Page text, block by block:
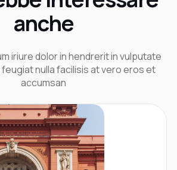
anche
iriure dolor in hendrerit in vulputate
nulla facilisis at vero eros et
accumsan